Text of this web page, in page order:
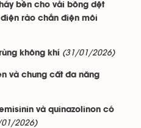
bền cho vải bông dệt
rào chắn điện môi
không khí (31/01/2026)
và chưng cất đa năng
và quinazolinon có
2026)